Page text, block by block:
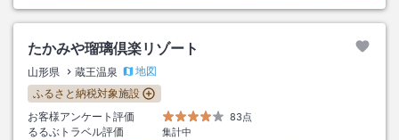
たかみや瑠璃倶楽リゾート
山形県 蔵王温泉
地図
ふるさと納税対象施設
お客様アンケート評価
83点
るるぶトラベル評価
集計中